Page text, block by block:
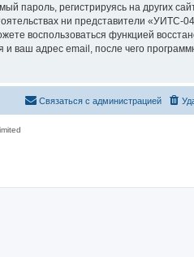
пароль, регистрируясь на других
ни представители «УИТС-
воспользоваться функцией
ваш адрес email, после чего
Связаться с администрацией